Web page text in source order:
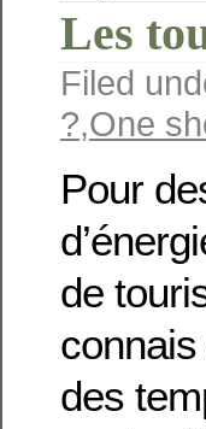
Les
Filed
?,One
Pour
de
des